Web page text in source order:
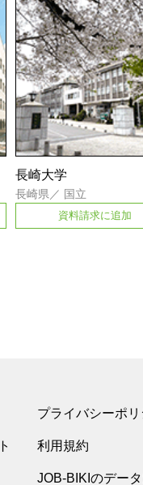
長崎大学
長崎県 ／ 国立
資料請求に追加
プライバシーポリ
利用規約
JOB-BIKIのデー